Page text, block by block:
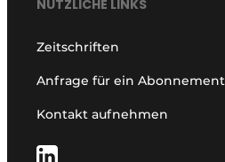
NÜTZLICHE LINKS
Zeitschriften
Anfrage für ein Abonnement
Kontakt aufnehmen